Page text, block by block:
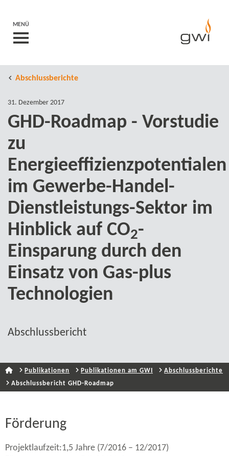
MENÜ
Abschlussberichte
31. Dezember 2017
GHD-​Roadmap - Vorstudie
zu
Energieeffizienzpotentialen
im Gewerbe-​Handel-
Dienstleistungs-Sektor im
Hinblick auf CO2-​
Einsparung durch den
Einsatz von Gas-​plus
Technologien
Abschlussbericht
Publikationen Publikationen am GWI
Abschlussberichte
Abschlussbericht GHD-​Roadmap
Förderung
Projektlaufzeit:1,5 Jahre (7/2016 – 12/2017)